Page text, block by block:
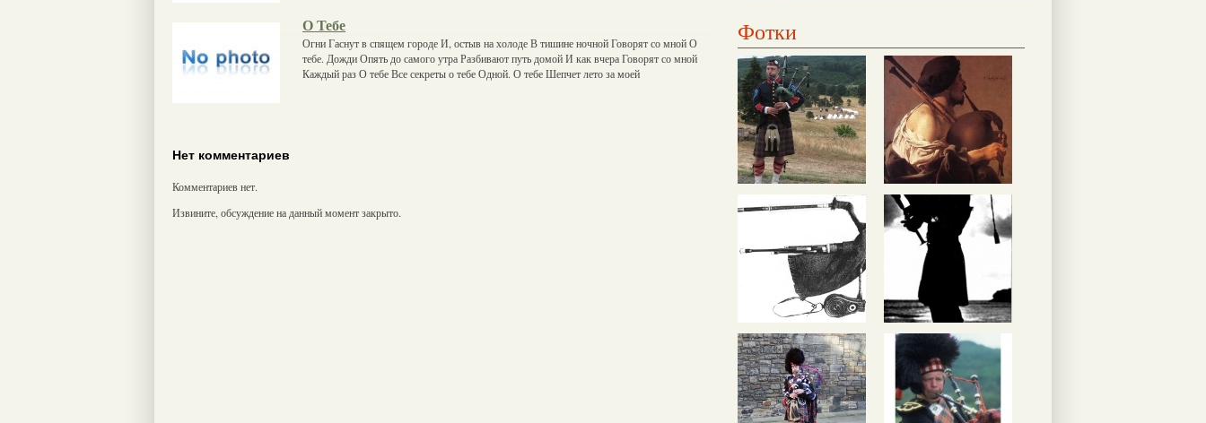
Фотки
О Тебе
Огни Гаснут в спящем городе И, остыв на холоде В тишине ночной Говорят со мной О
тебе. Дожди Опять до самого утра Разбивают путь домой И как вчера Говорят со мной
Каждый раз О тебе Все секреты о тебе Одной. О тебе Шепчет лето за моей
Нет комментариев
Комментариев нет.
Извините, обсуждение на данный момент закрыто.